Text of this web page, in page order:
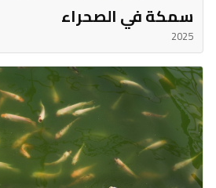
سمكة في الصحراء
2025